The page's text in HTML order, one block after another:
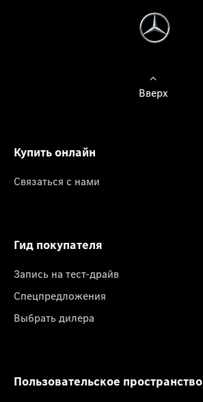
Вверх
Купить онлайн
Связаться с нами
Гид покупателя
Запись на тест-драйв
Спецпредложения
Выбрать дилера
Пользовательское пространство